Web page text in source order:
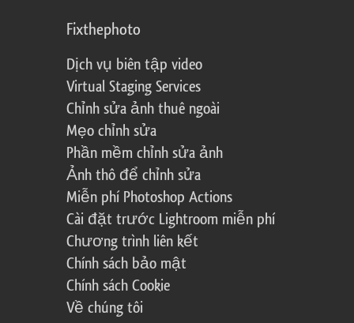
Fixthephoto
Dịch vụ biên tập video
Virtual Staging Services
Chỉnh sửa ảnh thuê ngoài
Mẹo chỉnh sửa
Phần mềm chỉnh sửa ảnh
Ảnh thô để chỉnh sửa
Miễn phí Photoshop Actions
Cài đặt trước Lightroom miễn phí
Chương trình liên kết
Chính sách bảo mật
Chính sách Cookie
Về chúng tôi